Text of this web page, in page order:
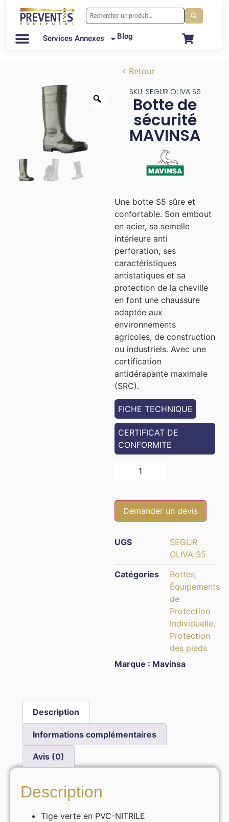
Services Annexes Blog
Retour
SKU: SEGUR OLIVA S5
Botte de
sécurité
MAVINSA
Une botte S5 sûre et
confortable. Son embout
en acier, sa semelle
intérieure anti
perforation, ses
caractéristiques
antistatiques et sa
protection de la cheville
en font une chaussure
adaptée aux
environnements
agricoles, de construction
ou industriels. Avec une
certification
antidérapante maximale
(SRC).
FICHE TECHNIQUE
CERTIFICAT DE
CONFORMITE
Demander un devis
UGS
SEGUR
OLIVA S5
Catégories
Bottes,
Équipements
de
Protection
Individuelle,
Protection
des pieds
Marque : Mavinsa
Description
Informations complémentaires
Avis (0)
Description
Tige verte en PVC-NITRILE